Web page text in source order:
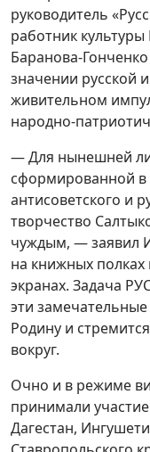
руководитель
работник
Баранова-
значении русской
живительном
народно-
— Для нынешней
сформированной
антисоветского и
творчество
чуждым, — заявил
на книжных
экранах. Задача
эти
Родину и
вокруг.
Очно и в режиме
принимали
Дагестан,